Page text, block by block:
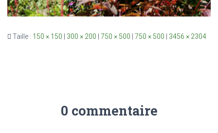
Taille : 150 × 150 300 × 200 750 × 500 750 × 500 3456 × 2304
0 commentaire